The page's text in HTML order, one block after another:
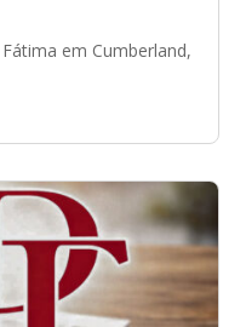
em Cumberland,